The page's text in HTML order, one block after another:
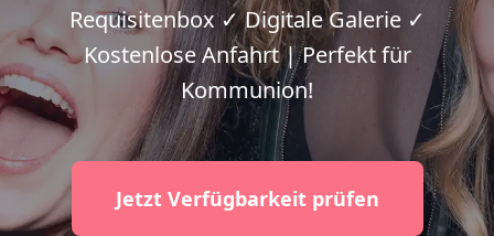
Requisitenbox ✓ Digitale Galerie ✓
Kostenlose Anfahrt | Perfekt für
Kommunion!
Jetzt Verfügbarkeit prüfen